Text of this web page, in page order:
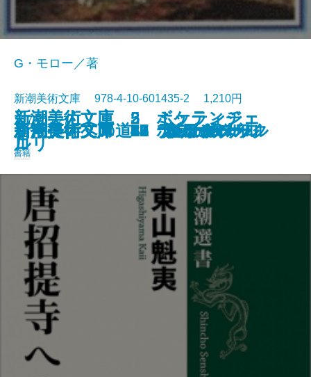
新潮美術文庫 5 ミケランジェ
ロ
新潮美術文庫 43 ブラック
新潮美術文庫 23 クールベ
新潮美術文庫 36 ルドン
新潮美術文庫 3 ラファエルロ
新潮美術文庫 47 シャガール
新潮美術文庫 2 ボッティチェ
ルリ
新潮美術文庫 7 ボス
新潮美術文庫 6 デューラー
新潮美術文庫 35 モロー
G・モロー／著
新潮美術文庫 978-4-10-601435-2 1,210円
1975/05/27
書籍
唐招提寺への道
新潮美術文庫 13 フェルメール
新潮美術文庫 31 ロートレック
新潮美術文庫 8 ブリューゲル
新潮美術文庫 33 ルソー
新潮美術文庫 11 グレコ
新潮美術文庫 17 ターナー
新潮美術文庫 20 ドラクロワ
新潮美術文庫 42 ピカソ
新潮美術文庫 21 コロー